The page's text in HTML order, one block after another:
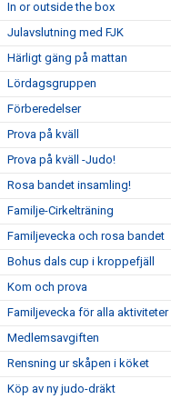
In or outside the box
Julavslutning med FJK
Härligt gäng på mattan
Lördagsgruppen
Förberedelser
Prova på kväll
Prova på kväll -Judo!
Rosa bandet insamling!
Familje-Cirkelträning
Familjevecka och rosa bandet
Bohus dals cup i kroppefjäll
Kom och prova
Familjevecka för alla
Medlemsavgiften
Rensning ur skåpen i köket
Köp av ny judo-dräkt